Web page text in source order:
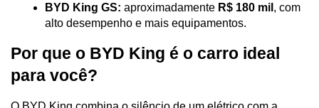
BYD King GS: aproximadamente R$ 180 mil , com
alto desempenho e mais equipamentos.
Por que o BYD King é o carro ideal
para você?